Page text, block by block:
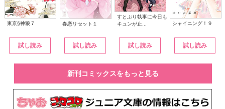
東京§神狼７
試し読み
春恋リセット１
試し読み
すとぷり執事に今日も
キュンが止...
試し読み
シャイニング！９
試し読み
新刊コミックスをもっと見る